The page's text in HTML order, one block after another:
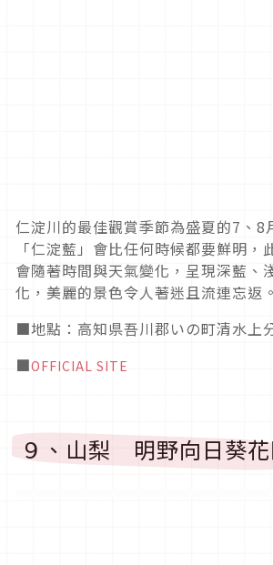
仁淀川的最佳觀賞季節為盛夏的7 、 8
「仁淀藍」會比任何時候都要鮮明，
會隨著時間與天氣變化，呈現深藍、
化，美麗的景色令人著迷且流連忘返。
■地點：高知県吾川郡いの町清水上
■OFFICIAL SITE
９、山梨 明野向日葵花